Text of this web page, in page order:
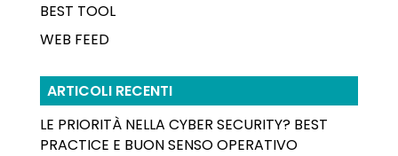
BEST TOOL
WEB FEED
ARTICOLI RECENTI
LE PRIORITÀ NELLA CYBER SECURITY? BEST
PRACTICE E BUON SENSO OPERATIVO